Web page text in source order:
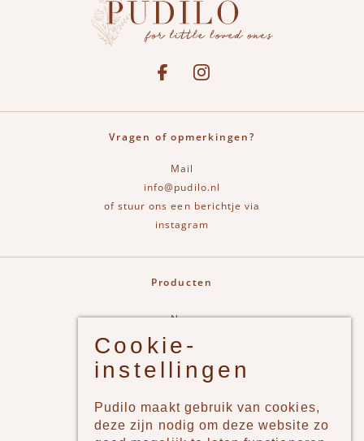
See our FacebookBekijk onze Instagram pagina
Vragen of opmerkingen?
Mail
info@pudilo.nl
of stuur ons een berichtje via
instagram
Producten
New
Jongens
Meisjes
Merken
Cookie-
instellingen
Pudilo maakt gebruik van cookies,
deze zijn nodig om deze website zo